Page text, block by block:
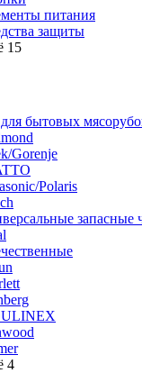
питания
защиты
15
бытовых
Gorenje
Polaris
запасные
4